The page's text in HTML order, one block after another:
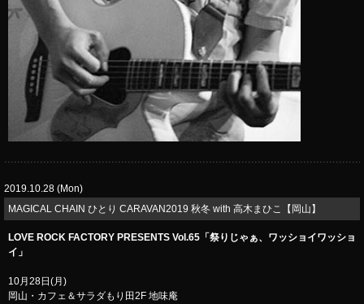
2019.10.28 (Mon)
MAGICAL CHAIN ひとり CARAVAN2019 秋冬 with 高木まひこ【岡山】
LOVE ROCK FACTORY PRESENTS Vol.65「祭りじゃぁ、ワッショイワッショ
イ」
10月28日(月)
岡山・カフェ＆サラダもり田2F 地味庵